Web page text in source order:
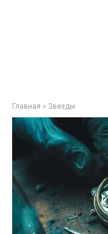
Главная » Звезды